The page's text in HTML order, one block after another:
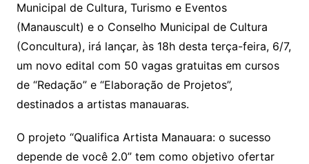
Municipal de Cultura, Turismo e Eventos
(Manauscult) e o Conselho Municipal de Cultura
(Concultura), irá lançar, às 18h desta terça-feira, 6/7,
um novo edital com 50 vagas gratuitas em cursos
de “Redação” e “Elaboração de Projetos”,
destinados a artistas manauaras.
O projeto “Qualifica Artista Manauara: o sucesso
depende de você 2.0” tem como objetivo ofertar